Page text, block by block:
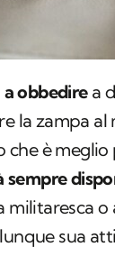
obbedirea
la zampa
che è
sempre
militaresca
sua